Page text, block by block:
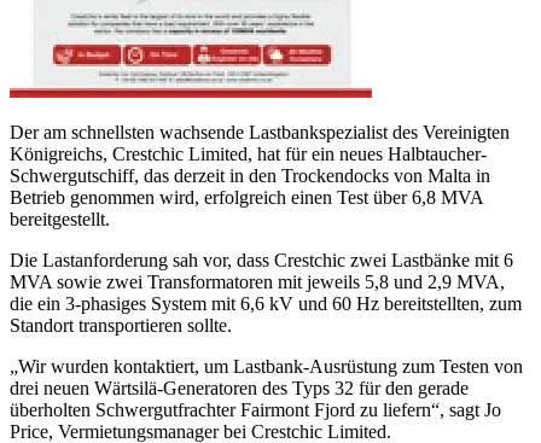
Der am schnellsten wachsende Lastbankspezialist des Vereinigten
Königreichs, Crestchic Limited, hat für ein neues Halbtaucher-
Schwergutschiff, das derzeit in den Trockendocks von Malta in
Betrieb genommen wird, erfolgreich einen Test über 6,8 MVA
bereitgestellt.
Die Lastanforderung sah vor, dass Crestchic zwei Lastbänke mit 6
MVA sowie zwei Transformatoren mit jeweils 5,8 und 2,9 MVA,
die ein 3-phasiges System mit 6,6 kV und 60 Hz bereitstellten, zum
Standort transportieren sollte.
„Wir wurden kontaktiert, um Lastbank-Ausrüstung zum Testen von
drei neuen Wärtsilä-Generatoren des Typs 32 für den gerade
überholten Schwergutfrachter Fairmont Fjord zu liefern“, sagt Jo
Price, Vermietungsmanager bei Crestchic Limited.